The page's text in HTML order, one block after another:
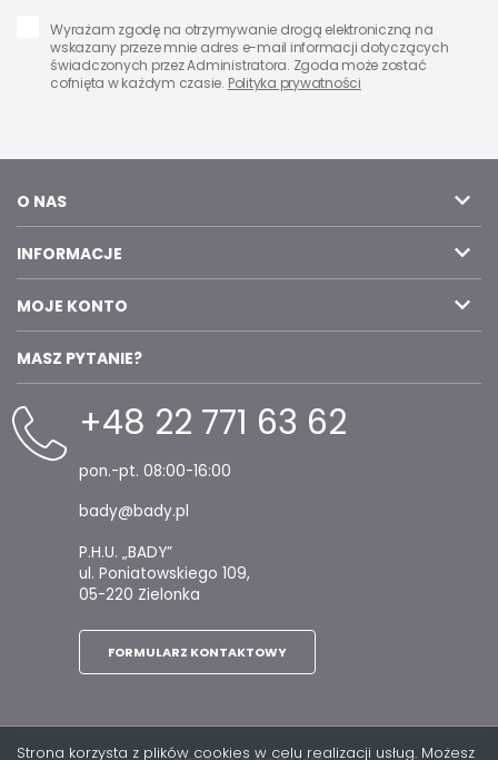
Wyrażam zgodę na otrzymywanie drogą elektroniczną na
wskazany przeze mnie adres e-mail informacji dotyczących
świadczonych przez Administratora. Zgoda może zostać
cofnięta w każdym czasie. Polityka prywatności
O NAS
INFORMACJE
MOJE KONTO
MASZ PYTANIE?
+48 22 771 63 62
pon.-pt. 08:00-16:00
bady@bady.pl
P.H.U. „BADY”
ul. Poniatowskiego 109,
05-220 Zielonka
FORMULARZ KONTAKTOWY
Strona korzysta z plików cookies w celu realizacji usług. Możesz